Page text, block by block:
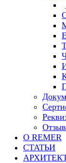
О REMER
СТАТЬИ